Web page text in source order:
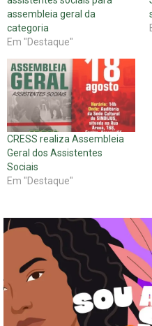
assembleia geral da
categoria
Em "Destaque"
CRESS realiza Assembleia
Geral dos Assistentes
Sociais
Em "Destaque"